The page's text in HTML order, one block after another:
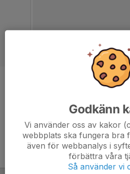
Godkänn
Vi använder oss av kakor
webbplats ska fungera bra
även för webbanalys i
förbättra våra
Så använder vi